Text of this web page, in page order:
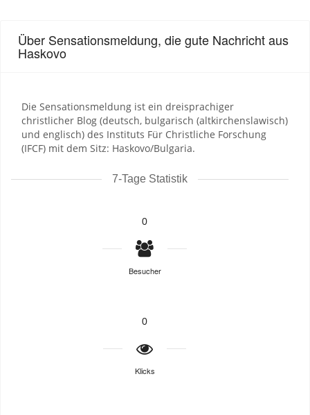
Über Sensationsmeldung, die gute Nachricht aus
Haskovo
Die Sensationsmeldung ist ein dreisprachiger
christlicher Blog (deutsch, bulgarisch (altkirchenslawisch)
und englisch) des Instituts Für Christliche Forschung
(IFCF) mit dem Sitz: Haskovo/Bulgaria.
7-Tage Statistik
0
Besucher
0
Klicks